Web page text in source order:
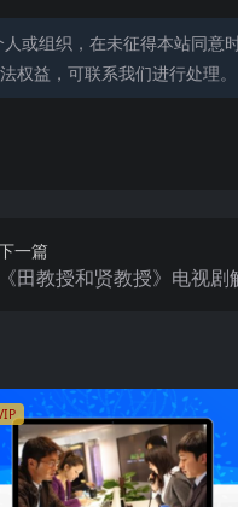
或组织，在未征得本站同意
权益，可联系我们进行处理。
一篇
《田教授和贤教授》电视剧